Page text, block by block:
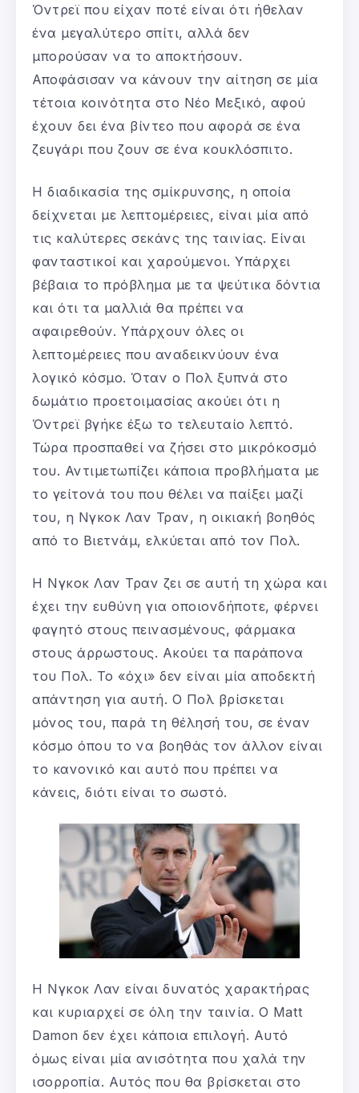
Όντρεϊ που είχαν ποτέ είναι ότι ήθελαν
ένα μεγαλύτερο σπίτι, αλλά δεν
μπορούσαν να το αποκτήσουν.
Αποφάσισαν να κάνουν την αίτηση σε μία
τέτοια κοινότητα στο Νέο Μεξικό, αφού
έχουν δει ένα βίντεο που αφορά σε ένα
ζευγάρι που ζουν σε ένα κουκλόσπιτο.
Η διαδικασία της σμίκρυνσης, η οποία
δείχνεται με λεπτομέρειες, είναι μία από
τις καλύτερες σεκάνς της ταινίας. Είναι
φανταστικοί και χαρούμενοι. Υπάρχει
βέβαια το πρόβλημα με τα ψεύτικα δόντια
και ότι τα μαλλιά θα πρέπει να
αφαιρεθούν. Υπάρχουν όλες οι
λεπτομέρειες που αναδεικνύουν ένα
λογικό κόσμο. Όταν ο Πολ ξυπνά στο
δωμάτιο προετοιμασίας ακούει ότι η
Όντρεϊ βγήκε έξω το τελευταίο λεπτό.
Τώρα προσπαθεί να ζήσει στο μικρόκοσμό
του. Αντιμετωπίζει κάποια προβλήματα με
το γείτονά του που θέλει να παίξει μαζί
του, η Νγκοκ Λαν Τραν, η οικιακή βοηθός
από το Βιετνάμ, ελκύεται από τον Πολ.
Η Νγκοκ Λαν Τραν ζει σε αυτή τη χώρα και
έχει την ευθύνη για οποιονδήποτε, φέρνει
φαγητό στους πεινασμένους, φάρμακα
στους άρρωστους. Ακούει τα παράπονα
του Πολ. Το «όχι» δεν είναι μία αποδεκτή
απάντηση για αυτή. Ο Πολ βρίσκεται
μόνος του, παρά τη θέλησή του, σε έναν
κόσμο όπου το να βοηθάς τον άλλον είναι
το κανονικό και αυτό που πρέπει να
κάνεις, διότι είναι το σωστό.
Η Νγκοκ Λαν είναι δυνατός χαρακτήρας
και κυριαρχεί σε όλη την ταινία. Ο Matt
Damon δεν έχει κάποια επιλογή. Αυτό
όμως είναι μία ανισότητα που χαλά την
ισορροπία. Αυτός που θα βρίσκεται στο